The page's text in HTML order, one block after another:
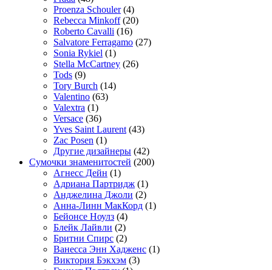
Proenza Schouler(4)
Rebecca Minkoff(20)
Roberto Cavalli (16)
Salvatore Ferragamo (27)
Sonia Rykiel (1)
Stella McCartney (26)
Tods (9)
Tory Burch (14)
Valentino (63)
Valextra (1)
Versace (36)
Yves Saint Laurent (43)
Zac Posen (1)
Другие дизайнеры (42)
Сумочки знаменитостей (200)
Агнесс Дейн (1)
Адриана Партридж (1)
Анджелина Джоли (2)
Анна-Линн МакКорд (1)
Бейонсе Ноулз (4)
Блейк Лайвли (2)
Бритни Спирс (2)
Ванесса Энн Хадженс (1)
Виктория Бэкхэм (3)